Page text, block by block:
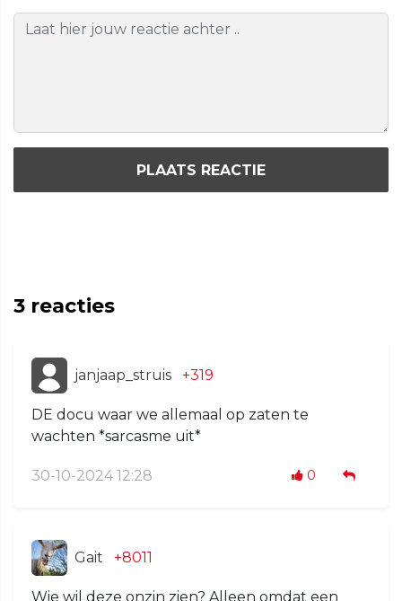
PLAATS REACTIE
3 reacties
janjaap_struis +319
DE docu waar we allemaal op zaten te
wachten *sarcasme uit*
30-10-2024 12:28 0
Gait +8011
Wie wil deze onzin zien? Alleen omdat een